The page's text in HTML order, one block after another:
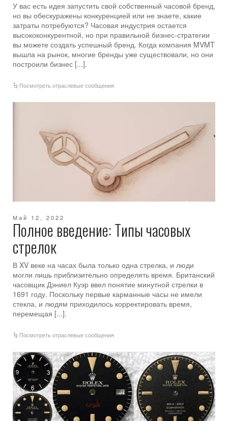
У вас есть идея запустить свой собственный часовой бренд,
но вы обескуражены конкуренцией или не знаете, какие
затраты потребуются? Часовая индустрия остается
высококонкурентной, но при правильной бизнес-стратегии
вы можете создать успешный бренд. Когда компания MVMT
вышла на рынок, многие бренды уже существовали, но они
построили бизнес [...].
Посмотреть отраслевые сообщения
Май 12, 2022
Полное введение: Типы часовых
стрелок
В XV веке на часах была только одна стрелка, и люди
могли лишь приблизительно определять время. Британский
часовщик Дэниел Куэр ввел понятие минутной стрелки в
1691 году. Поскольку первые карманные часы не имели
стекла, и людям приходилось корректировать время,
перемещая [...].
Посмотреть отраслевые сообщения